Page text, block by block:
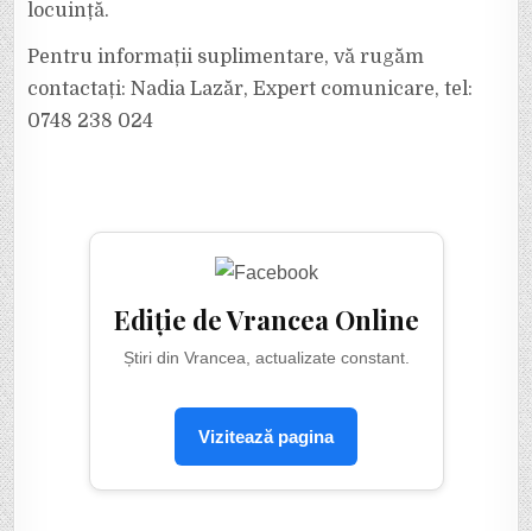
locuință.
Pentru informații suplimentare, vă rugăm
contactați: Nadia Lazăr, Expert comunicare, tel:
0748 238 024
Ediție de Vrancea Online
Știri din Vrancea, actualizate constant.
Vizitează pagina